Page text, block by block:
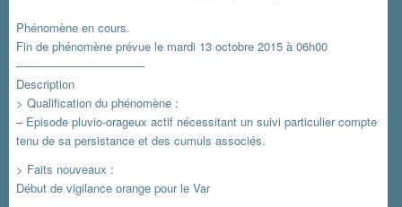
Phénomène en cours.
Fin de phénomène prévue le mardi 13 octobre 2015 à 06h00
———————————
Description
> Qualification du phénomène :
– Episode pluvio-orageux actif nécessitant un suivi particulier compte
tenu de sa persistance et des cumuls associés.
> Faits nouveaux :
Début de vigilance orange pour le Var